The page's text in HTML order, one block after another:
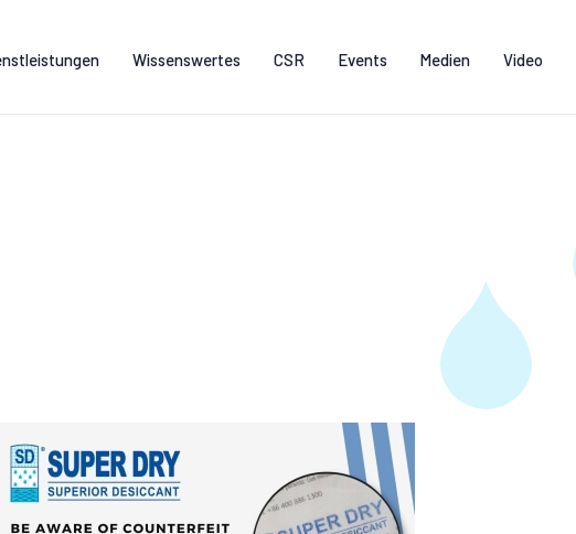
Wissenswertes CSR Events Medien Video